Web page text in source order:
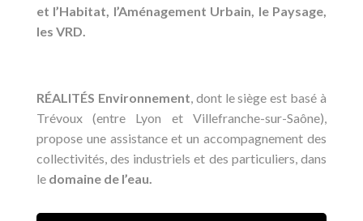
et l’Habitat, l’Aménagement Urbain, le Paysage,
les VRD.
RÉALITÉS Environnement, dont le siège est basé à
Trévoux (entre Lyon et Villefranche-sur-Saône),
propose une assistance et un accompagnement des
collectivités, des industriels et des particuliers, dans
le domaine de l’eau.